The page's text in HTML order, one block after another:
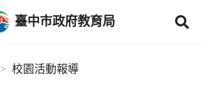
臺中市政府教育局
校園活動報導